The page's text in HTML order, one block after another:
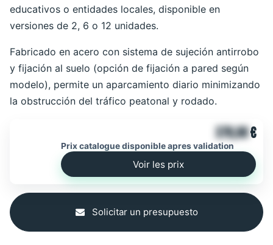
educativos o entidades locales, disponible en
versiones de 2, 6 o 12 unidades.
Fabricado en acero con sistema de sujeción antirrobo
y fijación al suelo (opción de fijación a pared según
modelo), permite un aparcamiento diario minimizando
la obstrucción del tráfico peatonal y rodado.
378,00€
Prix catalogue disponible apres validation
Voir les prix
Solicitar un presupuesto